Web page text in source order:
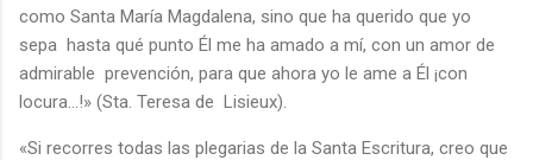
como Santa María Magdalena, sino que ha querido que yo
sepa hasta qué punto Él me ha amado a mí, con un amor de
admirable prevención, para que ahora yo le ame a Él ¡con
locura...!» (Sta. Teresa de Lisieux).
«Si recorres todas las plegarias de la Santa Escritura, creo que